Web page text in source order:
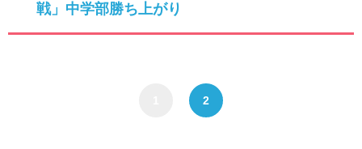
戦」中学部勝ち上がり
2